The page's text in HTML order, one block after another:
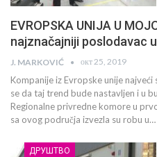
EVROPSKA UNIJA U
najznačajniji poslodavac
J. MARKOVIĆ окт 25, 2019
Kompanije iz Evropske unije
se da taj trend bude nastavljen i u
Regionalne privredne komore u
sa ovog područja izvezla su robu u…
ДРУШТВО